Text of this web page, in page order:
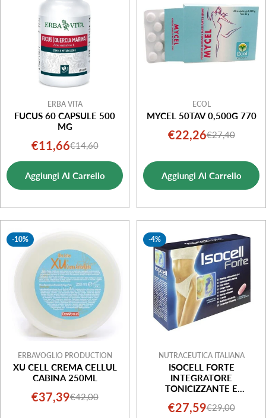
ERBA VITA
FUCUS 60 CAPSULE 500
MG
Prezzo
di
vendita
€11,66Prezzo
normale
€14,60
Aggiungi Al Carrello
ECOL
MYCEL 50TAV 0,500G 770
Prezzo
vendita
€22,26Prezzo
€27,40
Aggiungi Al Carrello
-10%
ERBAVOGLIO PRODUCTION
XU CELL CREMA CELLUL
CABINA 250ML
Prezzo
€37,39Prezzo
€42,00
-4%
NUTRACEUTICA ITALIANA
ISOCELL FORTE
INTEGRATORE
TONICIZZANTE E
Prezzo
€27,59Prezzo
€29,00